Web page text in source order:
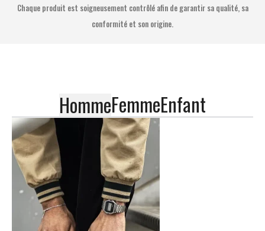
Chaque produit est soigneusement contrôlé afin de garantir sa qualité, sa
conformité et son origine.
HommeFemmeEnfant